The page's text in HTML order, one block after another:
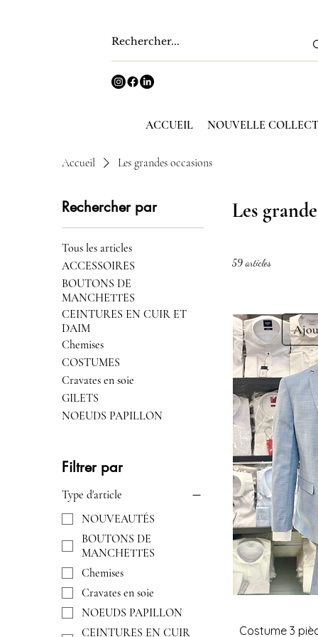
ACCUEIL NOUVELLE
Accueil Les grandes occasions
Rechercher par
Tous les articles
ACCESSOIRES
BOUTONS DE
MANCHETTES
CEINTURES EN CUIR ET
DAIM
Chemises
COSTUMES
Cravates en soie
GILETS
NOEUDS PAPILLON
Filtrer par
Type d'article
NOUVEAUTÉS
BOUTONS DE
MANCHETTES
Chemises
Cravates en soie
NOEUDS PAPILLON
CEINTURES EN CUIR
Les
59 articles
Costume 3